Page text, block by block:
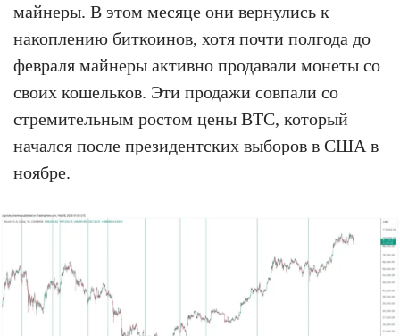
майнеры. В этом месяце они вернулись к
накоплению биткоинов, хотя почти полгода до
февраля майнеры активно продавали монеты со
своих кошельков. Эти продажи совпали со
стремительным ростом цены BTC, который
начался после президентских выборов в США в
ноябре.